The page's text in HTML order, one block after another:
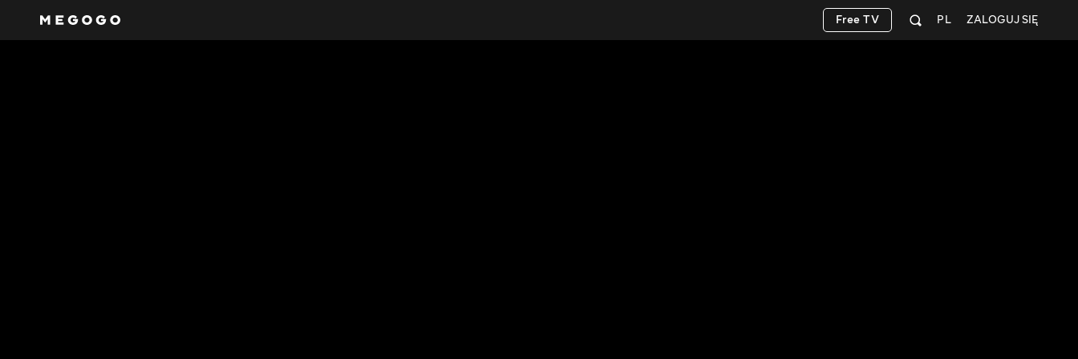
ZALOGUJ SIĘ
PL
Free TV